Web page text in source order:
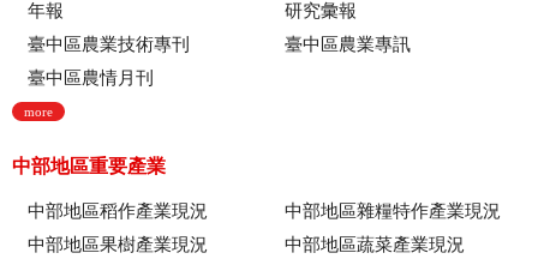
年報
研究彙報
臺中區農業技術專刊
臺中區農業專訊
臺中區農情月刊
more
中部地區重要產業
中部地區稻作產業現況
中部地區雜糧特作產業現況
中部地區果樹產業現況
中部地區蔬菜產業現況